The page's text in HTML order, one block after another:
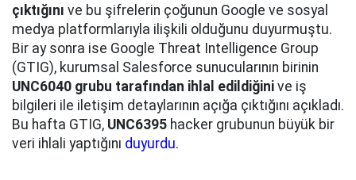
çıktığını ve bu şifrelerin çoğunun Google ve sosyal
medya platformlarıyla ilişkili olduğunu duyurmuştu.
Bir ay sonra ise Google Threat Intelligence Group
(GTIG), kurumsal Salesforce sunucularının birinin
UNC6040 grubu tarafından ihlal edildiğini ve iş
bilgileri ile iletişim detaylarının açığa çıktığını açıkladı.
Bu hafta GTIG, UNC6395 hacker grubunun büyük bir
veri ihlali yaptığını duyurdu.